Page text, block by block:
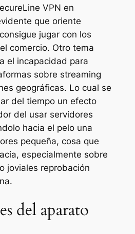
VPN en
que oriente
jugar con los
comercio. Otro tema
el incapacidad para
sobre streaming
geográficas. Lo cual se
del tiempo un efecto
del usar servidores
hacia el pelo una
pequeña, cosa que
especialmente sobre
joviales reprobación
del aparato